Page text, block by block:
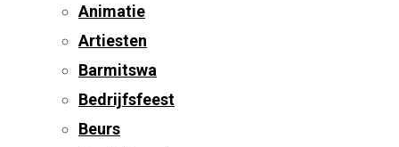
Animatie
Artiesten
Barmitswa
Bedrijfsfeest
Beurs